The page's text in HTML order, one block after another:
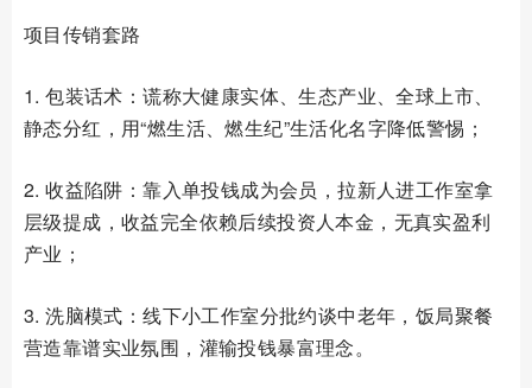
项目传销套路
1. 包装话术：谎称大健康实体、生态产业、全球上市、
静态分红，用“燃生活、燃生纪”生活化名字降低警惕；
2. 收益陷阱：靠入单投钱成为会员，拉新人进工作室拿
层级提成，收益完全依赖后续投资人本金，无真实盈利
产业；
3. 洗脑模式：线下小工作室分批约谈中老年，饭局聚餐
营造靠谱实业氛围，灌输投钱暴富理念。